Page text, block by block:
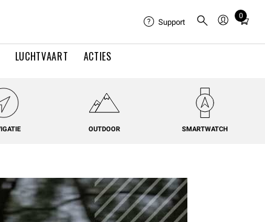
LUCHTVAART ACTIES
Support
0
Total
in
OUTDOOR SMARTWATCH